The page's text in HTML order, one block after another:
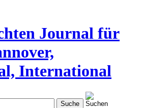
Journal für
International